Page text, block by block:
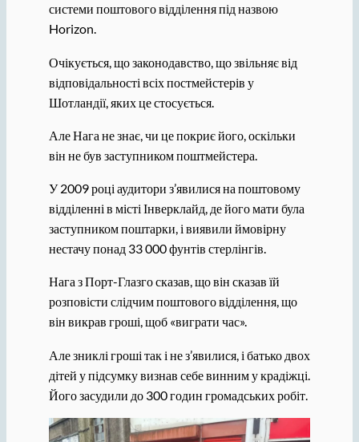
системи поштового відділення під назвою
Horizon.
Очікується, що законодавство, що звільняє від
відповідальності всіх постмейстерів у
Шотландії, яких це стосується.
Але Нага не знає, чи це покриє його, оскільки
він не був заступником поштмейстера.
У 2009 році аудитори з’явилися на поштовому
відділенні в місті Інверклайд, де його мати була
заступником поштарки, і виявили ймовірну
нестачу понад 33 000 фунтів стерлінгів.
Нага з Порт-Глазго сказав, що він сказав їй
розповісти слідчим поштового відділення, що
він викрав гроші, щоб «виграти час».
Але зниклі гроші так і не з’явилися, і батько двох
дітей у підсумку визнав себе винним у крадіжці.
Його засудили до 300 годин громадських робіт.